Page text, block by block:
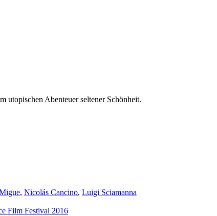
utopischen Abenteuer seltener Schönheit.
, Nicolás Cancino, Luigi Sciamanna
Film Festival 2016